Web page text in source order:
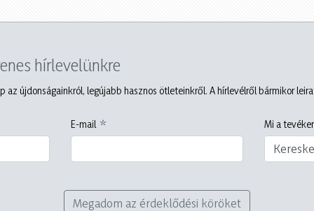
hírlevelünkre
az újdonságainkról, legújabb hasznos ötleteinkről. A hírlevélről bármikor
E-mail Mi a
Megadom az érdeklődési köröket